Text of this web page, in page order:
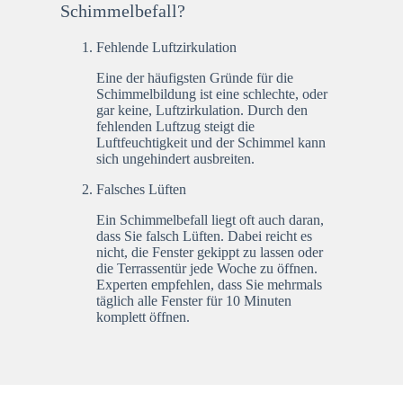
Schimmelbefall?
Fehlende Luftzirkulation
Eine der häufigsten Gründe für die
Schimmelbildung ist eine schlechte, oder
gar keine, Luftzirkulation. Durch den
fehlenden Luftzug steigt die
Luftfeuchtigkeit und der Schimmel kann
sich ungehindert ausbreiten.
Falsches Lüften
Ein Schimmelbefall liegt oft auch daran,
dass Sie falsch Lüften. Dabei reicht es
nicht, die Fenster gekippt zu lassen oder
die Terrassentür jede Woche zu öffnen.
Experten empfehlen, dass Sie mehrmals
täglich alle Fenster für 10 Minuten
komplett öffnen.